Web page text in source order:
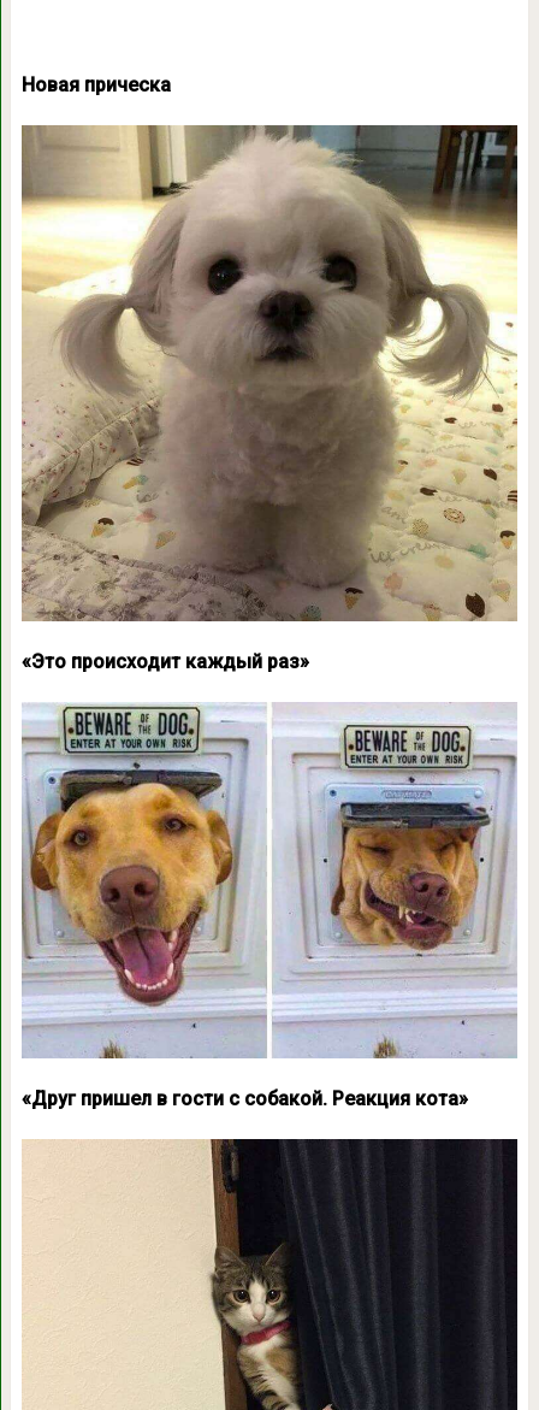
Новая прическа
«Это происходит каждый раз»
«Друг пришел в гости с собакой. Реакция кота»